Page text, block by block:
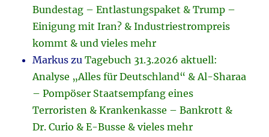
Bundestag – Entlastungspaket & Trump –
Einigung mit Iran? & Industriestrompreis
kommt & und vieles mehr
Markus zuTagebuch 31.3.2026 aktuell:
Analyse „Alles für Deutschland“ & Al-Sharaa
– Pompöser Staatsempfang eines
Terroristen & Krankenkasse – Bankrott &
Dr. Curio & E-Busse & vieles mehr